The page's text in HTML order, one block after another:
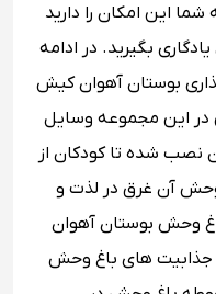
این امکان را دارید
بگیرید. در ادامه
بوستان آهوان کیش
این مجموعه وسایل
نصب شده تا کودکان از
آن غرق در لذت و
وحش بوستان آهوان
جذابیت ‌های باغ وحش